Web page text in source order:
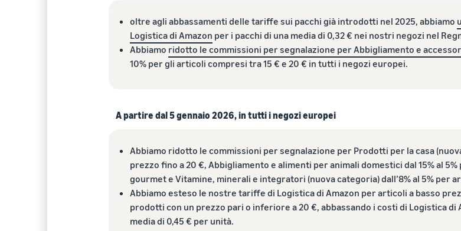
oltre agli abbassamenti delle tariffe sui pacchi già introdotti nel 2025, abbiamo
Logistica di Amazon per i pacchi di una media di 0,32 € nei nostri negozi nel
Abbiamo ridotto le commissioni per segnalazione per Abbigliamento e
10% per gli articoli compresi tra 15 € e 20 € in tutti i negozi europei.
A partire dal 5 gennaio 2026, in tutti i negozi europei
Abbiamo ridotto le commissioni per segnalazione per Prodotti per la casa
prezzo fino a 20 €, Abbigliamento e alimenti per animali domestici dal 15% al
gourmet e Vitamine, minerali e integratori (nuova categoria) dall’8% al 5% per
Abbiamo esteso le nostre tariffe di Logistica di Amazon per articoli a basso
prodotti con un prezzo pari o inferiore a 20 €, abbassando i costi di Logistica
media di 0,45 € per unità.